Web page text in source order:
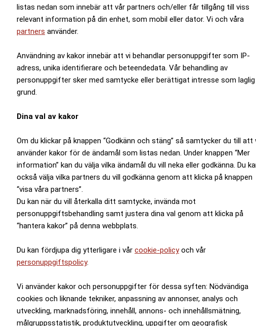
listas nedan som innebär att vår partners och/eller får tillgång till viss
relevant information på din enhet, som mobil eller dator. Vi och våra
partners använder.
Användning av kakor innebär att vi behandlar personuppgifter som IP-
adress, unika identifierare och beteendedata. Vår behandling av
personuppgifter sker med samtycke eller berättigat intresse som laglig
grund.
Dina val av kakor
Om du klickar på knappen “Godkänn och stäng” så samtycker du till att
använder kakor för de ändamål som listas nedan. Under knappen “Mer
information” kan du välja vilka ändamål du vill neka eller godkänna. Du
också välja vilka partners du vill godkänna genom att klicka på knappen
“visa våra partners”.
Du kan när du vill återkalla ditt samtycke, invända mot
personuppgiftsbehandling samt justera dina val genom att klicka på
“hantera kakor” på denna webbplats.
Du kan fördjupa dig ytterligare i vår cookie-policyoch vår
personuppgiftspolicy.
Vi använder kakor och personuppgifter för dessa syften: Nödvändiga
cookies och liknande tekniker, anpassning av annonser, analys och
utveckling, marknadsföring, innehåll, annons- och innehållsmätning,
målgruppsstatistik, produktutveckling, uppgifter om geografisk